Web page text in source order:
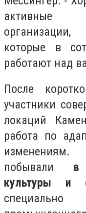
активные
которые в
работают над
После
участники
локаций
работа по
побывали в
культуры и